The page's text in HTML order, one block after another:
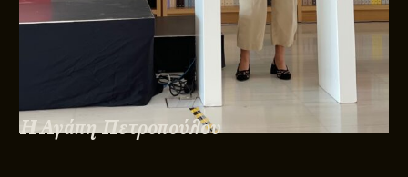
Η Αγάπη Πετροπούλου